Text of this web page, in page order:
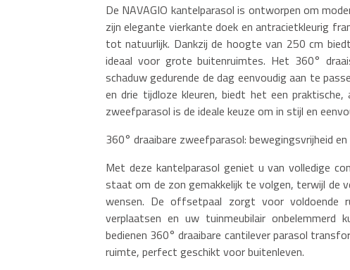
De NAVAGIO kantelparasol is ontworpen om
zijn elegante vierkante doek en antracietkleurig
tot natuurlijk. Dankzij de hoogte van 250 cm
ideaal voor grote buitenruimtes. Het 360°
schaduw gedurende de dag eenvoudig aan te
en drie tijdloze kleuren, biedt het een praktische,
zweefparasol is de ideale keuze om in stijl en
360° draaibare zweefparasol: bewegingsvrijheid
Met deze kantelparasol geniet u van volledige
staat om de zon gemakkelijk te volgen, terwijl de
wensen. De offsetpaal zorgt voor voldoende
verplaatsen en uw tuinmeubilair onbelemmerd
bedienen 360° draaibare cantilever parasol
ruimte, perfect geschikt voor buitenleven.